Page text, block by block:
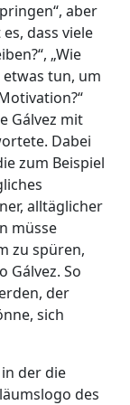
aber
dass viele
„Wie
tun, um
Gálvez mit
Dabei
zum Beispiel
alltäglicher
müsse
zu spüren,
Gálvez. So
der
sich
der die
des